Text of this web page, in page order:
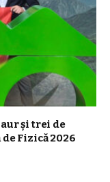
şi trei de
Fizică 2026